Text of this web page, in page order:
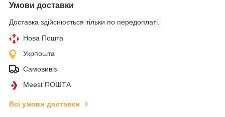
Умови доставки
Доставка здійснюється тільки по передоплаті.
Нова Пошта
Укрпошта
Самовивіз
Meest ПОШТА
Всі умови доставки